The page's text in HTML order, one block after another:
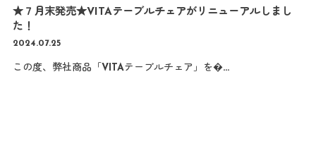
★７月末発売★VITAテーブルチェアがリニューアルしまし
た！
2024.07.25
この度、弊社商品「VITAテーブルチェア」を�…